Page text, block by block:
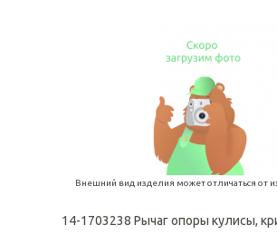
Внешний вид изделия может отличаться от
14-1703238 Рычаг опоры кулисы,